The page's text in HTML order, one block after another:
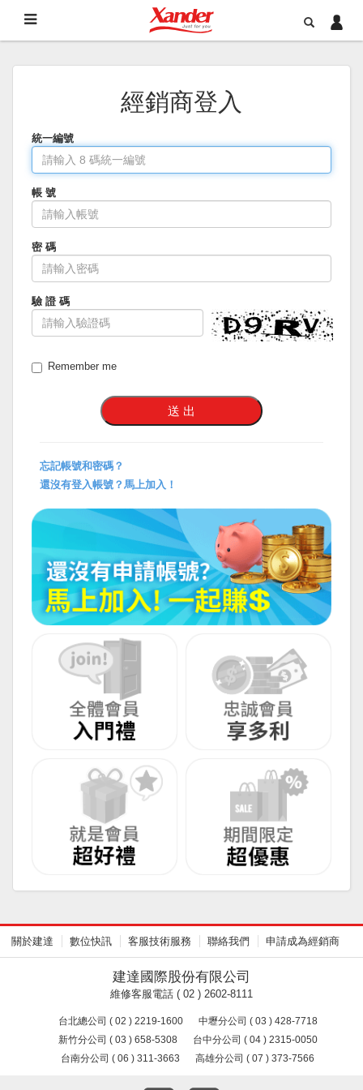
經銷商登入
統一編號
帳 號
密 碼
驗 證 碼
Remember me
忘記帳號和密碼？
還沒有登入帳號？馬上加入！
關於建達 數位快訊 客服技術服務 聯絡我們 申請成為經銷商
建達國際股份有限公司
維修客服電話 ( 02 ) 2602-8111
台北總公司 ( 02 ) 2219-1600
中壢分公司 ( 03 ) 428-7718
新竹分公司 ( 03 ) 658-5308
台中分公司 ( 04 ) 2315-0050
台南分公司 ( 06 ) 311-3663
高雄分公司 ( 07 ) 373-7566